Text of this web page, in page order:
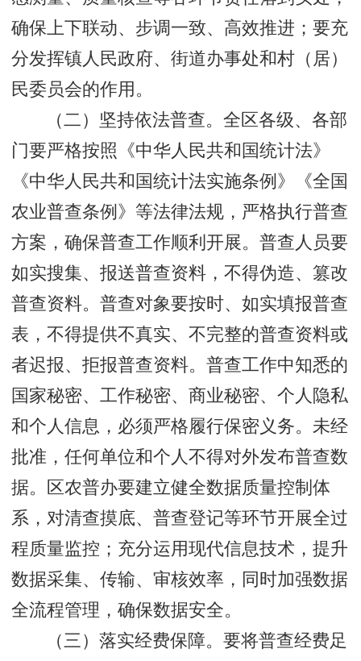
确保上下联动、步调一致、高效推进；要充
分发挥镇人民政府、街道办事处和村（居）
民委员会的作用。
（二）坚持依法普查。全区各级、各部
门要严格按照《中华人民共和国统计法》
《中华人民共和国统计法实施条例》《全国
农业普查条例》等法律法规，严格执行普查
方案，确保普查工作顺利开展。普查人员要
如实搜集、报送普查资料，不得伪造、篡改
普查资料。普查对象要按时、如实填报普查
表，不得提供不真实、不完整的普查资料或
者迟报、拒报普查资料。普查工作中知悉的
国家秘密、工作秘密、商业秘密、个人隐私
和个人信息，必须严格履行保密义务。未经
批准，任何单位和个人不得对外发布普查数
据。区农普办要建立健全数据质量控制体
系，对清查摸底、普查登记等环节开展全过
程质量监控；充分运用现代信息技术，提升
数据采集、传输、审核效率，同时加强数据
全流程管理，确保数据安全。
（三）落实经费保障。要将普查经费足